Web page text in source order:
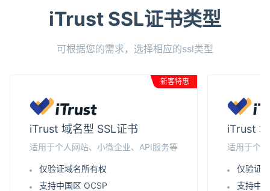
iTrust SSL证书类型
可根据您的需求，选择相应的ssl类型
新客特惠
iTrust 域名型 SSL证书
适用于个人网站、小微企业、API服务等
仅验证域名所有权
支持中国区 OCSP
iTrust
适用于个
仅验证
支持中